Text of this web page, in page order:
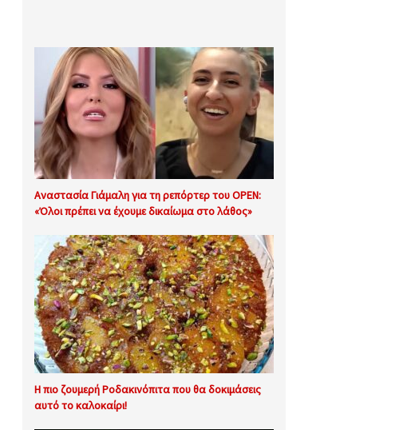
Αναστασία Γιάμαλη για τη ρεπόρτερ του OPEN:
«Όλοι πρέπει να έχουμε δικαίωμα στο λάθος»
Η πιο ζουμερή Ροδακινόπιτα που θα δοκιμάσεις
αυτό το καλοκαίρι!